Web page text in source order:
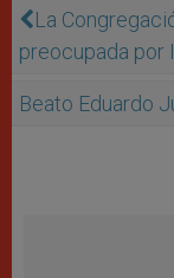
La
preocupada por
Beato Eduardo